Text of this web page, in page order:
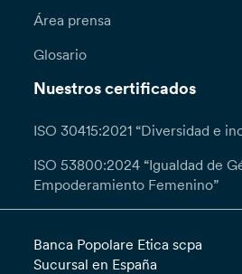
Área prensa
Glosario
Nuestros certificados
ISO 30415:2021 “Diversidad e
ISO 53800:2024 “Igualdad de
Empoderamiento Femenino”
Banca Popolare Etica scpa
Sucursal en España